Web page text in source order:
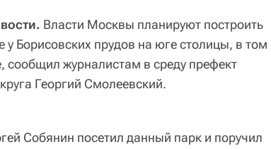
Власти Москвы планируют построить
Борисовских прудов на юге столицы, в том
сообщил журналистам в среду префект
Георгий Смолеевский.
Собянин посетил данный парк и поручил